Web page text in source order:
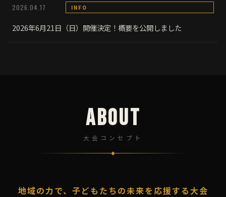
2026.04.17 INFO
2026年6月21日（日）開催決定！概要を公開しました
ABOUT
大会コンセプト
◆
地域の力で、子どもたちの未来を応援する大会